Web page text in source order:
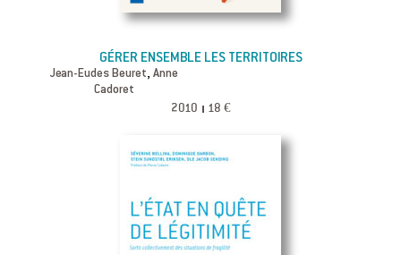
GÉRER ENSEMBLE LES TERRITOIRES
Jean-Eudes Beuret, Anne
Cadoret
2010 18 €